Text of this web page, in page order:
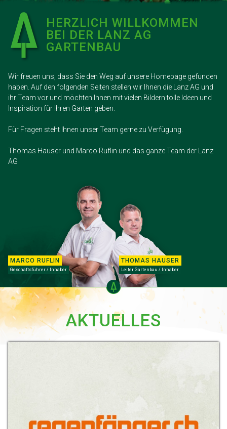
MARCO RUFLIN
Geschäftsführer / Inhaber
THOMAS HAUSER
Leiter Gartenbau / Inhaber
HERZLICH WILLKOMMEN
BEI DER LANZ AG
GARTENBAU
Wir freuen uns, dass Sie den Weg auf unsere Homepage gefunden
haben. Auf den folgenden Seiten stellen wir Ihnen die Lanz AG und
ihr Team vor und möchten Ihnen mit vielen Bildern tolle Ideen und
Inspiration für Ihren Garten geben.
Für Fragen steht Ihnen unser Team gerne zu Verfügung.
Thomas Hauser und Marco Ruflin und das ganze Team der Lanz
AG
AKTUELLES